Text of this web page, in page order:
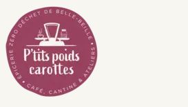
Passer
au
contenu